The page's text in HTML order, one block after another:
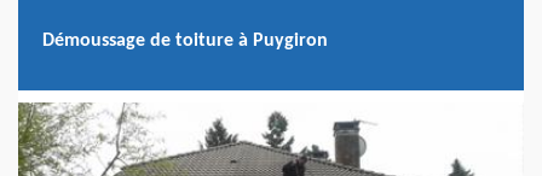
Démoussage de toiture à Puygiron